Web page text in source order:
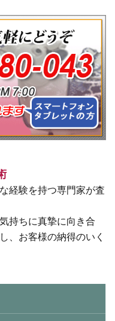
経験を持つ専門家が査
持ちに真摯に向き合
、お客様の納得のいく